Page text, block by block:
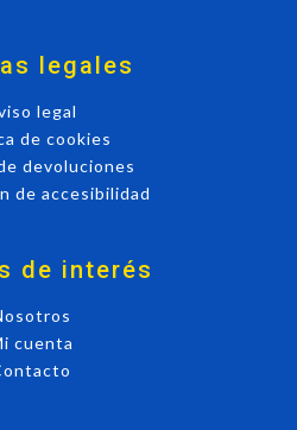
legales
legal
de cookies
devoluciones
de accesibilidad
de interés
cuenta